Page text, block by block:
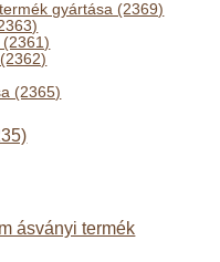
gyártása (2369)
(2365)
ásványi termék